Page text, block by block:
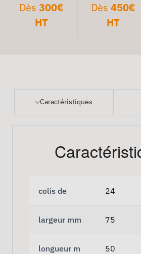
Dès300€
HT
Dès 450€
HT
Caractéristiques
colis de 24
largeur mm 75
longueur m 50